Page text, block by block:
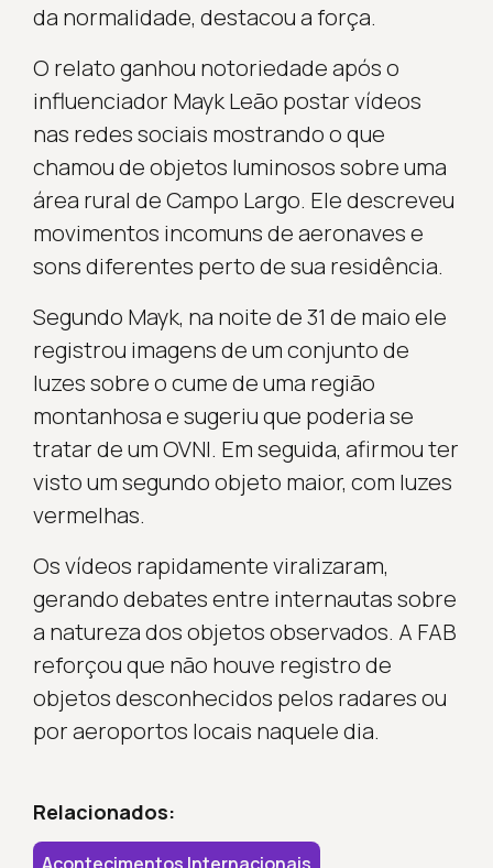
da normalidade, destacou a força.
O relato ganhou notoriedade após o
influenciador Mayk Leão postar vídeos
nas redes sociais mostrando o que
chamou de objetos luminosos sobre uma
área rural de Campo Largo. Ele descreveu
movimentos incomuns de aeronaves e
sons diferentes perto de sua residência.
Segundo Mayk, na noite de 31 de maio ele
registrou imagens de um conjunto de
luzes sobre o cume de uma região
montanhosa e sugeriu que poderia se
tratar de um OVNI. Em seguida, afirmou ter
visto um segundo objeto maior, com luzes
vermelhas.
Os vídeos rapidamente viralizaram,
gerando debates entre internautas sobre
a natureza dos objetos observados. A FAB
reforçou que não houve registro de
objetos desconhecidos pelos radares ou
por aeroportos locais naquele dia.
Relacionados: